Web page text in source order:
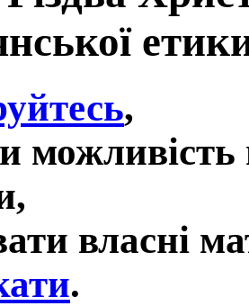
,
можливість
власні
.